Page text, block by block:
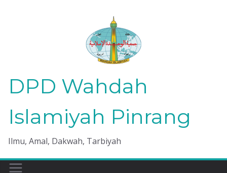
DPD Wahdah
Islamiyah Pinrang
Ilmu, Amal, Dakwah, Tarbiyah